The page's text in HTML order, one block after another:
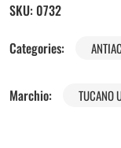
SKU: 0732
Categories:
Marchio: TUCANO